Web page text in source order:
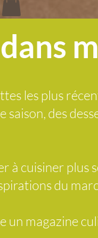
les plus
saison, des
à cuisiner
du
un magazine